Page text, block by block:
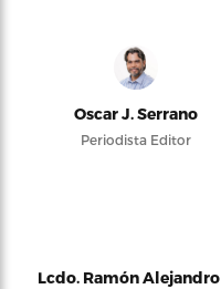
Oscar J. Serrano
Periodista Editor
Lcdo. Ramón Alejandro